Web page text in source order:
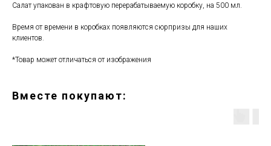
Салат упакован в крафтовую перерабатываемую коробку, на 500 мл.
Время от времени в коробках появляются сюрпризы для наших
клиентов.
*Товар может отличаться от изображения
Вместе покупают: